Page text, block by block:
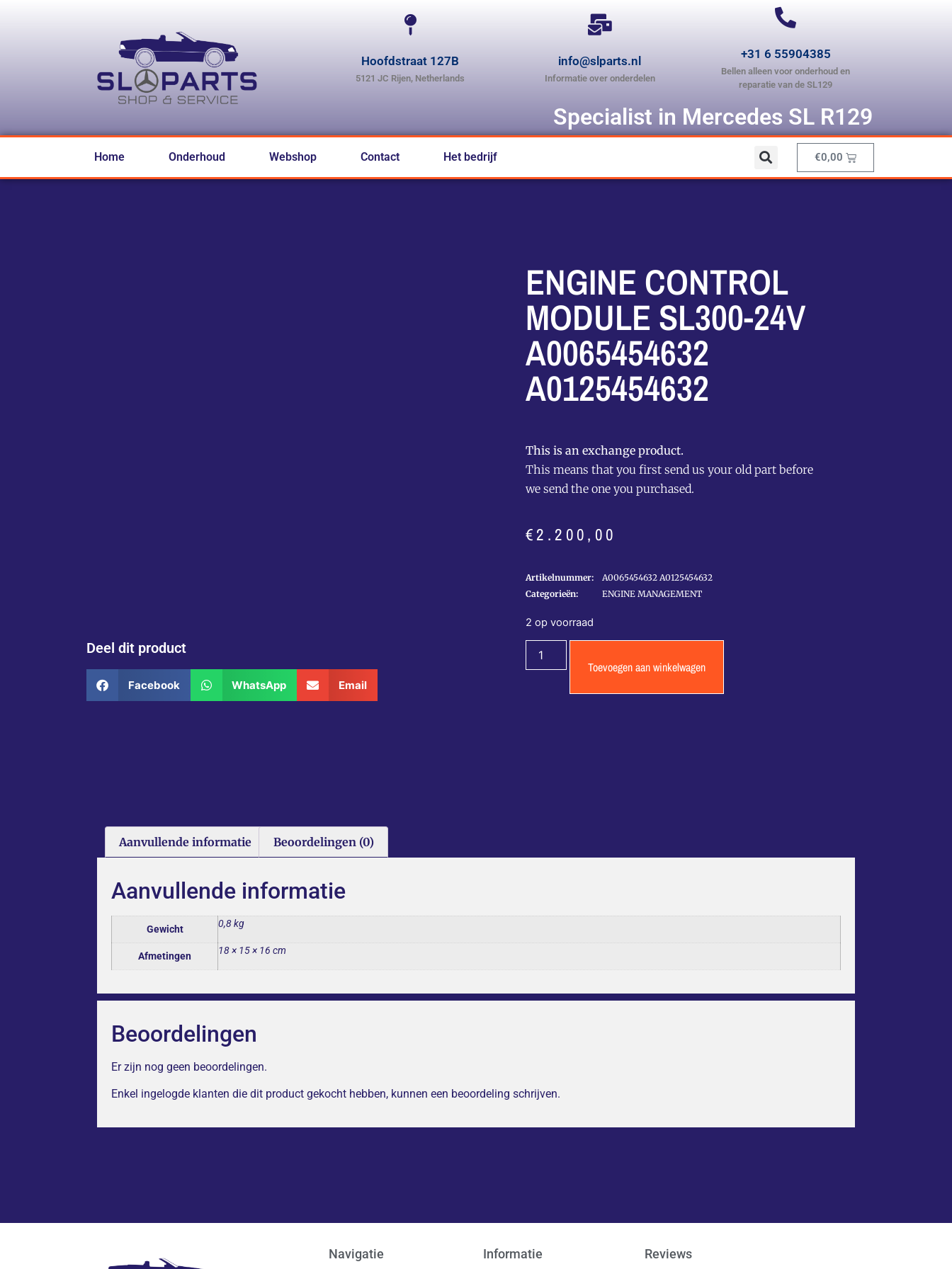
Hoofdstraat 127B
5121 JC Rijen, Netherlands
info@slparts.nl
Informatie over onderdelen
+31 6 55904385
Bellen alleen voor onderhoud en
reparatie van de SL129
Specialist in Mercedes SL R129
Home Onderhoud Webshop Contact Het bedrijf €0,00
Deel dit product
Facebook WhatsApp Email
ENGINE CONTROL
MODULE SL300-24V
A0065454632
A0125454632
This is an exchange product.
This means that you first send us your old part before
we send the one you purchased.
€2.200,00
Artikelnummer:
A0065454632 A0125454632
Categorieën:
ENGINE MANAGEMENT
2 op voorraad
Toevoegen aan winkelwagen
Aanvullende informatie Beoordelingen (0)
Aanvullende informatie
Gewicht 0,8 kg
Afmetingen 18 × 15 × 16 cm
Beoordelingen
Er zijn nog geen beoordelingen.
Enkel ingelogde klanten die dit product gekocht hebben, kunnen een beoordeling schrijven.
Navigatie Informatie Reviews